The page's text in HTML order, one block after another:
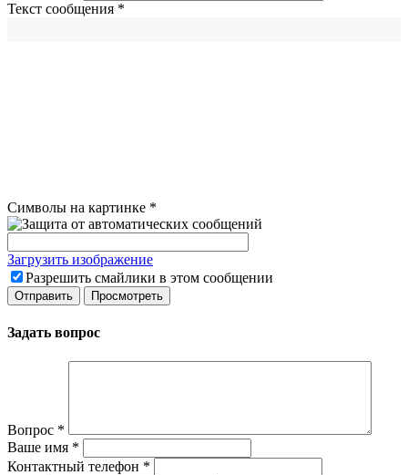
Текст сообщения *
Символы на картинке *
Загрузить изображение
Разрешить смайлики в этом сообщении
Задать вопрос
Вопрос *
Ваше имя *
Контактный телефон *